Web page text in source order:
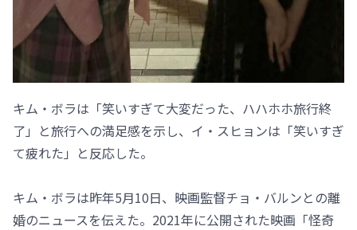
キム・ボラは「笑いすぎて大変だった、ハハホホ旅行終
了」と旅行への満足感を示し、イ・スヒョンは「笑いすぎ
て疲れた」と反応した。
キム・ボラは昨年5月10日、映画監督チョ・バルンとの離
婚のニュースを伝えた。2021年に公開された映画「怪奇